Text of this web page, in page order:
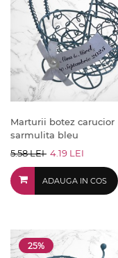
Marturii botez carucior
sarmulita bleu
5.58 LEI 4.19 LEI
ADAUGA IN COS
25%